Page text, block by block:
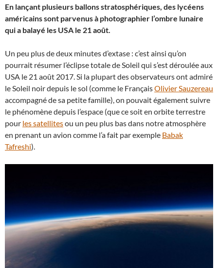
En lançant plusieurs ballons stratosphériques, des lycéens
américains sont parvenus à photographier l’ombre lunaire
qui a balayé les USA le 21 août.
Un peu plus de deux minutes d’extase : c’est ainsi qu’on
pourrait résumer l’éclipse totale de Soleil qui s’est déroulée aux
USA le 21 août 2017. Si la plupart des observateurs ont admiré
le Soleil noir depuis le sol (comme le FrançaisOlivier Sauzereau
accompagné de sa petite famille), on pouvait également suivre
le phénomène depuis l’espace (que ce soit en orbite terrestre
pour les satellitesou un peu plus bas dans notre atmosphère
en prenant un avion comme l’a fait par exemple Babak
Tafreshi).